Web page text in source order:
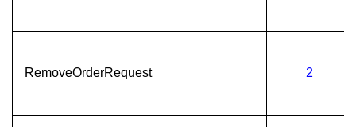
RemoveOrderRequest 2